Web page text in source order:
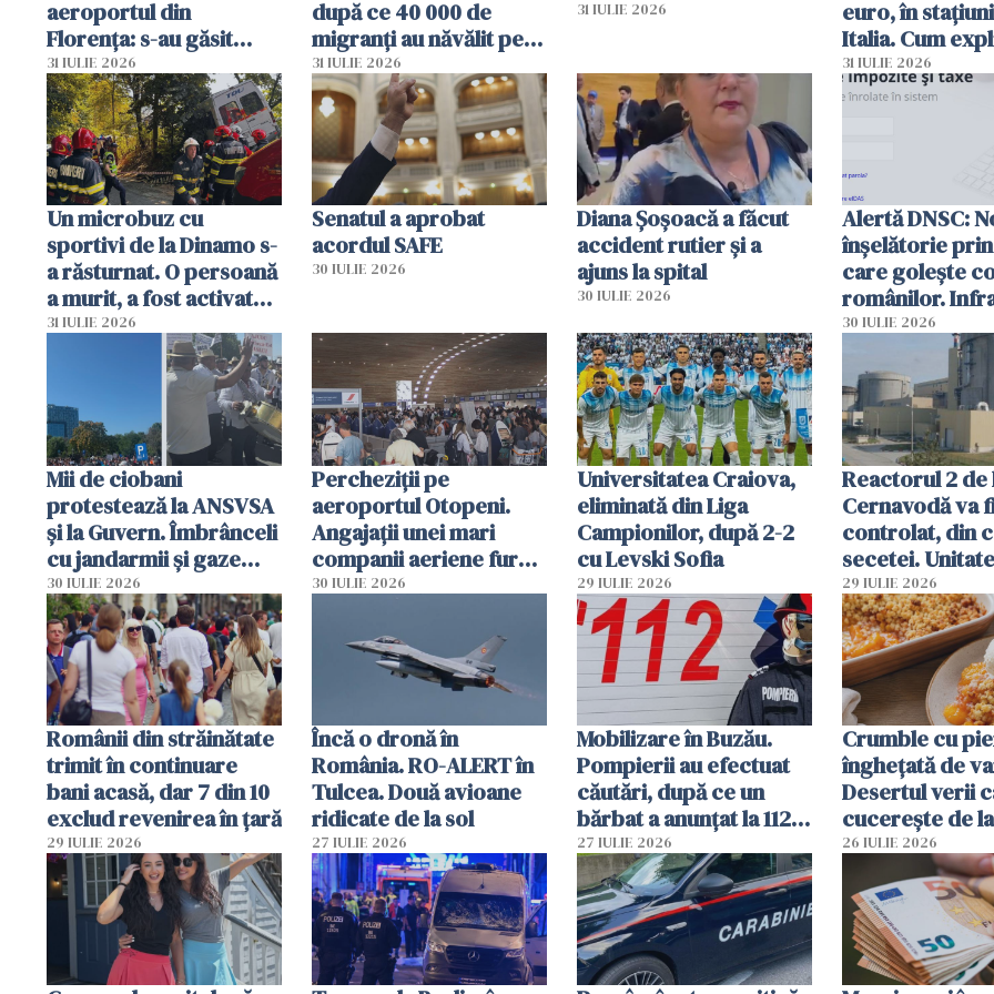
aeroportul din
Florența: s-au găsit
capete de aligator și o
sumă imensă de bani
31 IULIE 2026
după ce 40 000 de
migranți au năvălit pe
teritoriul spaniol: „Vom
mobiliza toate
resursele"
31 IULIE 2026
31 IULIE 2026
euro, în
Italia. Cum
autoritățile
31 IULIE 2026
Un microbuz cu
sportivi de la Dinamo s-
a răsturnat. O persoană
a murit, a fost activat
planul roșu de
31 IULIE 2026
Senatul a aprobat
acordul SAFE
30 IULIE 2026
Diana Șoșoacă a făcut
accident rutier și a
ajuns la spital
30 IULIE 2026
Alertă DNSC:
înșelătorie prin
care golește
românilor.
folosesc
Ghișeul.ro și
Române
30 IULIE 2026
Mii de ciobani
protestează la ANSVSA
și la Guvern. Îmbrânceli
cu jandarmii și gaze
lacrimogene
30 IULIE 2026
Percheziții pe
aeroportul Otopeni.
Angajații unei mari
companii aeriene furau
parfumuri, ceasuri și
vânzării
30 IULIE 2026
Universitatea Craiova,
eliminată din Liga
Campionilor, după 2-2
cu Levski Sofia
29 IULIE 2026
Reactorul 2 de
Cernavodă va
controlat, din
secetei.
deja oprită
29 IULIE 2026
Românii din străinătate
trimit în continuare
bani acasă, dar 7 din 10
exclud revenirea în țară
29 IULIE 2026
Încă o dronă în
România. RO-ALERT în
Tulcea. Două avioane
ridicate de la sol
27 IULIE 2026
Mobilizare în Buzău.
Pompierii au efectuat
căutări, după ce un
bărbat a anunțat la 112
că a văzut un obiect
luminos
27 IULIE 2026
Crumble cu
înghețată de
Desertul verii
cucerește de
lingură
26 IULIE 2026